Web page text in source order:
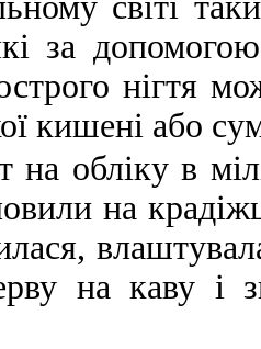
за
нігтя
кишені або
на обліку в
на
на каву і